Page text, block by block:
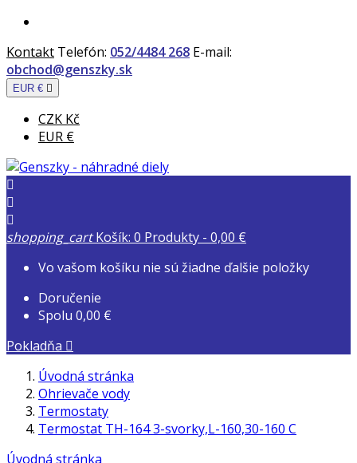
Kontakt Telefón: 052/4484 268 E-mail:
obchod@genszky.sk
EUR € 
CZK Kč
EUR €



shopping_cart Košík: 0 Produkty - 0,00 €
Vo vašom košíku nie sú žiadne ďalšie položky
Doručenie
Spolu 0,00 €
Pokladňa 
Úvodná stránka
Ohrievače vody
Termostaty
Termostat TH-164 3-svorky,L-160,30-160 C
Úvodná stránka